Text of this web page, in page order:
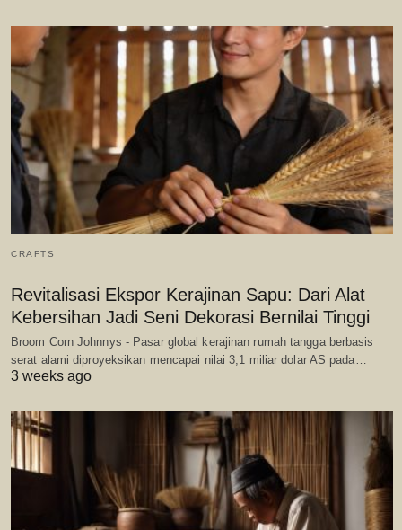
CRAFTS
Revitalisasi Ekspor Kerajinan Sapu: Dari Alat
Kebersihan Jadi Seni Dekorasi Bernilai Tinggi
Broom Corn Johnnys - Pasar global kerajinan rumah tangga berbasis
serat alami diproyeksikan mencapai nilai 3,1 miliar dolar AS pada…
3 weeks ago